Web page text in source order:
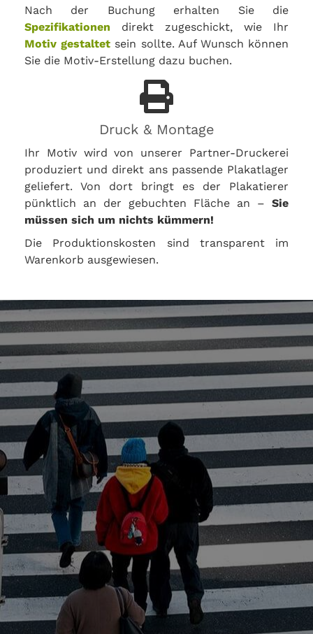
Nach der Buchung erhalten Sie die
Spezifikationen direkt zugeschickt, wie Ihr
Motiv gestaltet sein sollte. Auf Wunsch können
Sie die Motiv-Erstellung dazu buchen.
Druck & Montage
Ihr Motiv wird von unserer Partner-Druckerei
produziert und direkt ans passende Plakatlager
geliefert. Von dort bringt es der Plakatierer
pünktlich an der gebuchten Fläche an – Sie
müssen sich um nichts kümmern!
Die Produktionskosten sind transparent im
Warenkorb ausgewiesen.